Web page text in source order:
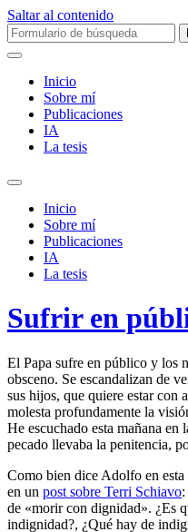
Saltar al contenido
Buscar:
Inicio
Sobre mí­
Publicaciones
IA
La tesis
Alternar
campo
búsqueda
Inicio
Sobre mí­
Publicaciones
IA
La tesis
Sufrir en
El Papa sufre en público y los
obsceno. Se escandalizan de
sus hijos, que quiere estar con
molesta profundamente la
He escuchado esta mañana en
pecado llevaba la penitencia,
Como bien dice Adolfo en esta
en un post sobre Terri Schiavo
de «morir con dignidad». ¿Es
indignidad?, ¿Qué hay de